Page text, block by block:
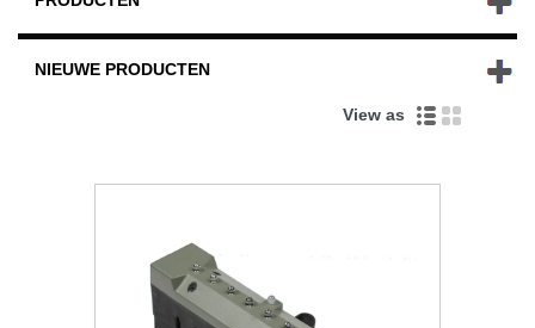
NIEUWE PRODUCTEN
View as